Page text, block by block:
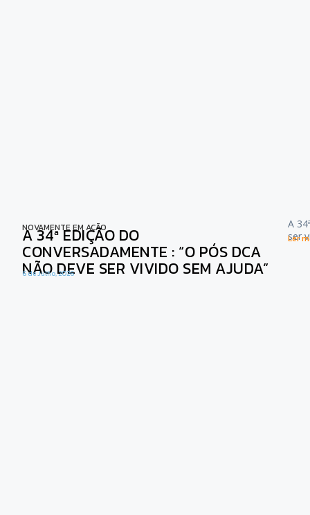
NOVAMENTE EM AÇÃO
A 34ª EDIÇÃO DO
CONVERSADAMENTE : “O PÓS DCA
NÃO DEVE SER VIVIDO SEM AJUDA”
6 de Julho, 2026
A
ser
Ler